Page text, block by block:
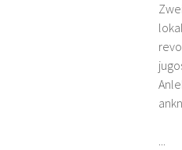
...